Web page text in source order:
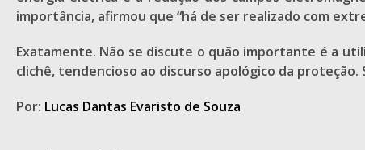
importância, afirmou que “há de ser realizado com
Exatamente. Não se discute o quão importante é a
clichê, tendencioso ao discurso apológico da
Por: Lucas Dantas Evaristo de Souza